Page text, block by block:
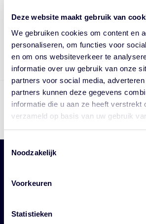
Deze website maakt gebruik van
We gebruiken cookies om content en
personaliseren, om functies voor
en om ons websiteverkeer te
informatie over uw gebruik van onze
partners voor social media,
partners kunnen deze gegevens
informatie die u aan ze heeft verstrekt
verzameld op basis van uw gebruik
Noodzakelijk
Voorkeuren
Statistieken
Kam door om gelijkmatig te verdelen
Op werkdagen voor 17.00 uur besteld = vandaag
Gratis bezorging vanaf €75,- in NL
Beoordeling: 4.88/5.00 door 3640+ klanten
Kunnen wij je helpen met
een keuze? Onze